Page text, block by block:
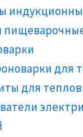
для
для